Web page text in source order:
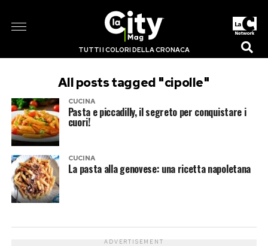
TUTTI I COLORI DELLA CRONACA
All posts tagged "cipolle"
CUCINA
Pasta e piccadilly, il segreto per conquistare i
cuori!
CUCINA
La pasta alla genovese: una ricetta napoletana
ADVERTISEMENT